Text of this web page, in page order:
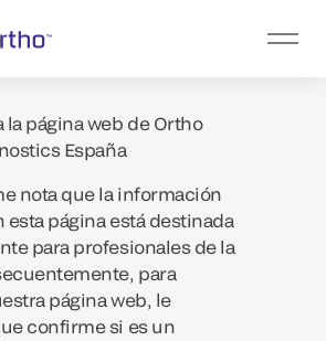
la página web de Ortho
España
nota que la información
esta página está destinada
para profesionales de la
para
página web, le
confirme si es un